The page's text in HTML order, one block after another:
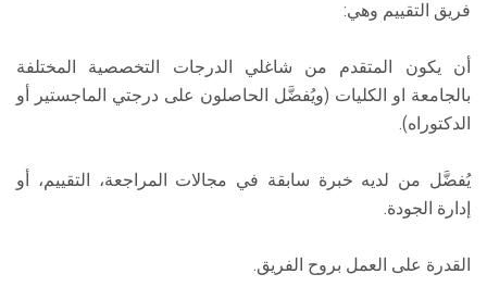
فريق التقييم وهي:
أن يكون المتقدم من شاغلي الدرجات التخصصية المختلفة
بالجامعة او الكليات (ويُفضَّل الحاصلون على درجتي الماجستير أو
الدكتوراه).
يُفضَّل من لديه خبرة سابقة في مجالات المراجعة، التقييم، أو
إدارة الجودة.
القدرة على العمل بروح الفريق.